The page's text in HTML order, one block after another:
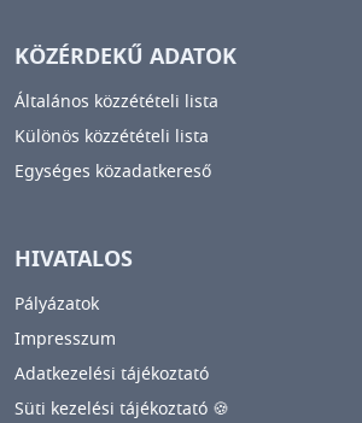
KÖZÉRDEKŰ ADATOK
Általános közzétételi lista
Különös közzétételi lista
Egységes közadatkereső
HIVATALOS
Pályázatok
Impresszum
Adatkezelési tájékoztató
Süti kezelési tájékoztató 🍪